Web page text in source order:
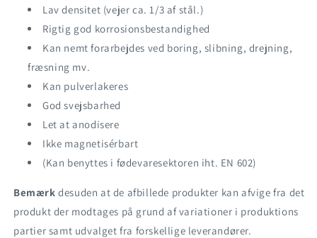
Lav densitet (vejer ca. 1/3 af stål.)
Rigtig god korrosionsbestandighed
Kan nemt forarbejdes ved boring, slibning, drejning,
fræsning mv.
Kan pulverlakeres
God svejsbarhed
Let at anodisere
Ikke magnetisérbart
(Kan benyttes i fødevaresektoren iht. EN 602)
Bemærk desuden at de afbillede produkter kan afvige fra det
produkt der modtages på grund af variationer i produktions
partier samt udvalget fra forskellige leverandører.